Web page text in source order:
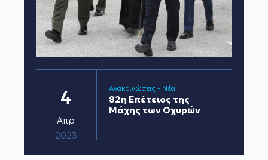
4
Απρ
2023
Ανακοινώσεις - Νέα
82η Επέτειος της
Μάχης των Οχυρών